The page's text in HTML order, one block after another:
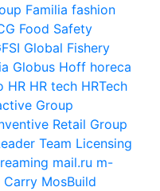
Familia fashion
Food Safety
Global Fishery
Globus Hoff horeca
HR HR tech HRTech
Group
Retail Group
Team Licensing
mail.ru m-
Carry MosBuild